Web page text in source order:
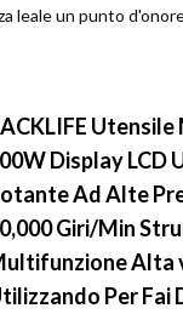
leale un punto
Display LCD
Ad Alte
Giri/Min
Alta
Per Fai